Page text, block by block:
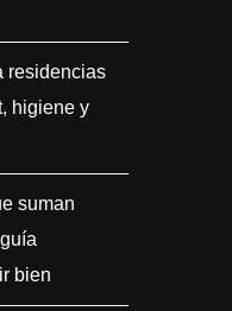
residencias
higiene y
suman
bien